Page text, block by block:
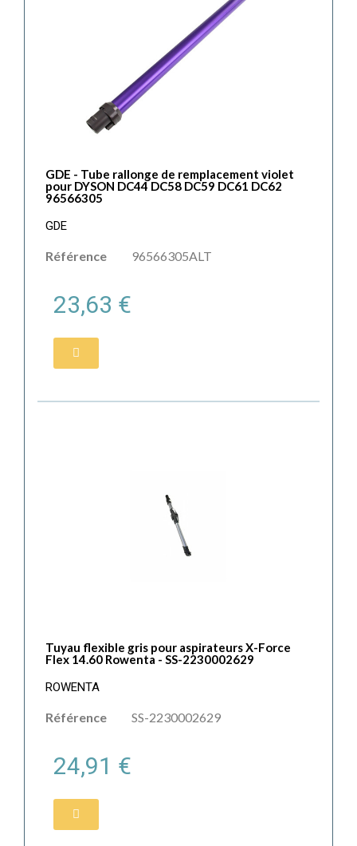
GDE - Tube rallonge de remplacement violet
pour DYSON DC44 DC58 DC59 DC61 DC62
96566305
GDE
Référence 96566305ALT
23,63 €
Tuyau flexible gris pour aspirateurs X-Force
Flex 14.60 Rowenta - SS-2230002629
ROWENTA
Référence SS-2230002629
24,91 €